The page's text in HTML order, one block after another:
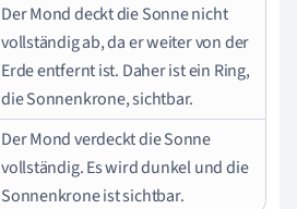
Der Mond deckt die Sonne nicht
vollständig ab, da er weiter von der
Erde entfernt ist. Daher ist ein Ring,
die Sonnenkrone, sichtbar.
Der Mond verdeckt die Sonne
vollständig. Es wird dunkel und die
Sonnenkrone ist sichtbar.